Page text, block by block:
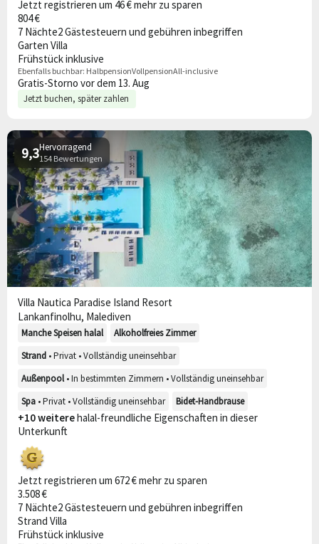
Jetzt registrieren um 46 € mehr zu sparen
804 €
7 Nächte2 Gästesteuern und gebühren inbegriffen
Garten Villa
Frühstück inklusive
Ebenfalls buchbar: HalbpensionVollpensionAll-inclusive
Gratis-Storno vor dem 13. Aug
Jetzt buchen, später zahlen
Hervorragend
154 Bewertungen
9,3
Villa Nautica Paradise Island Resort
Lankanfinolhu, Malediven
Manche Speisen halal
Alkoholfreies Zimmer
Strand • Privat • Vollständig uneinsehbar
Außenpool• In bestimmten Zimmern • Vollständig uneinsehbar
Spa • Privat • Vollständig uneinsehbar Bidet-Handbrause
+10 weiterehalal-freundliche Eigenschaften in dieser
Unterkunft
Jetzt registrieren um 672 € mehr zu sparen
3.508 €
7 Nächte2 Gästesteuern und gebühren inbegriffen
Strand Villa
Frühstück inklusive